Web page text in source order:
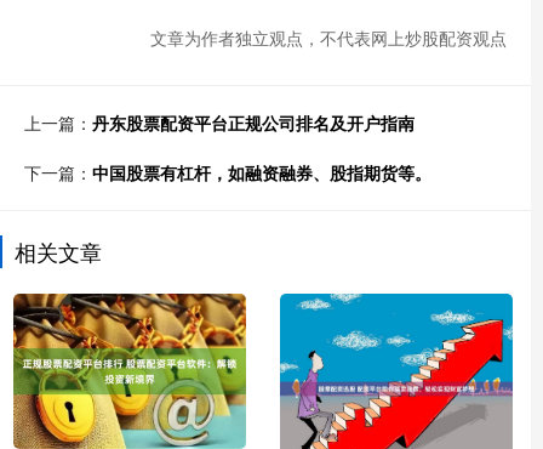
文章为作者独立观点，不代表网上炒股配资观点
上一篇： 丹东股票配资平台正规公司排名及开户指南
下一篇： 中国股票有杠杆，如融资融券、股指期货等。
相关文章